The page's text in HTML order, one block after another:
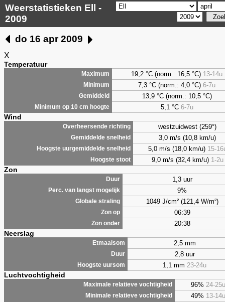
Weerstatistieken Ell -
2009
do 16 apr 2009
X
Temperatuur
Maximum 19,2 °C (norm.: 16,5 °C) 13-14u
Minimum 7,3 °C (norm.: 4,0 °C) 6-7u
Gemiddeld 13,9 °C (norm.: 10,5 °C)
Minimum op 10 cm hoogte 5,1 °C 6-7u
Wind
Overheersende richting westzuidwest (259°)
Gemiddelde snelheid 3,0 m/s (10,8 km/u)
Hoogste uurgemiddelde snelheid 5,0 m/s (18,0 km/u) 15-
Hoogste stoot 9,0 m/s (32,4 km/u) 1-2u
Zon
Duur 1,3 uur
Perc. van langst mogelijk 9%
Globale straling 1049 J/cm² (121,4 W/m²)
Zon op 06:39
Zon onder 20:38
Neerslag
Etmaalsom 2,5 mm
Duur 2,8 uur
Hoogste uursom 1,1 mm 23-24u
Luchtvochtigheid
Maximale relatieve vochtigheid 96% 24-25u
Minimale relatieve vochtigheid 49% 13-14u